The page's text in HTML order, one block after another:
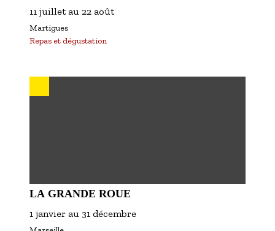
11 juillet au 22 août
Martigues
Repas et dégustation
LA GRANDE ROUE
1 janvier au 31 décembre